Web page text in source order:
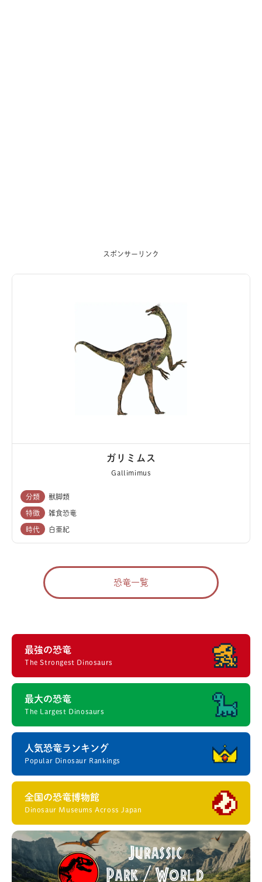
スポンサーリンク
ガリミムス
Gallimimus
分類 獣脚類
特徴 雑食恐竜
時代 白亜紀
恐竜一覧
最強の恐竜
The Strongest Dinosaurs
最大の恐竜
The Largest Dinosaurs
人気恐竜ランキング
Popular Dinosaur Rankings
全国の恐竜博物館
Dinosaur Museums Across Japan
Jurassic
Park/World